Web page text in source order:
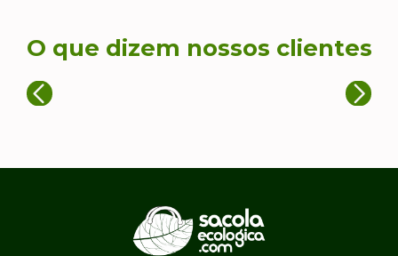
O que dizem nossos clientes